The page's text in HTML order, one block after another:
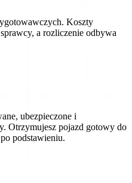
Koszty
a rozliczenie odbywa
ubezpieczone i
Otrzymujesz pojazd gotowy do
podstawieniu.